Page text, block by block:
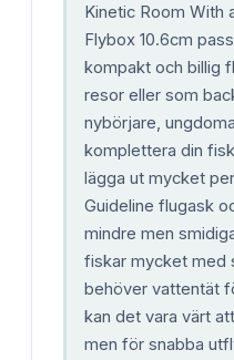
Kinetic Room With
Flybox 10.6cm
kompakt och billig
resor eller som
nybörjare,
komplettera din
lägga ut mycket
Guideline flugask
mindre men
fiskar mycket med
behöver vattentät
kan det vara värt
men för snabba